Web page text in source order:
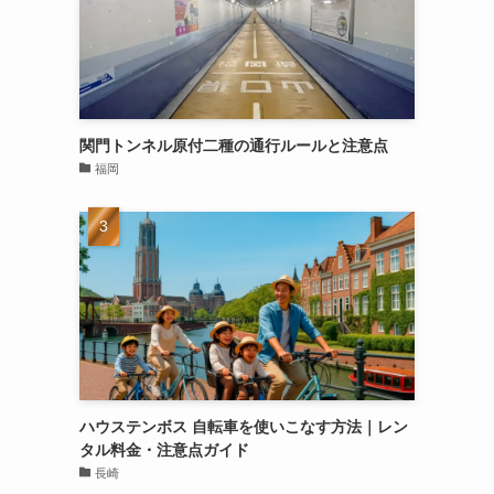
関門トンネル原付二種の通行ルールと注意点
福岡
ハウステンボス 自転車を使いこなす方法｜レン
タル料金・注意点ガイド
長崎